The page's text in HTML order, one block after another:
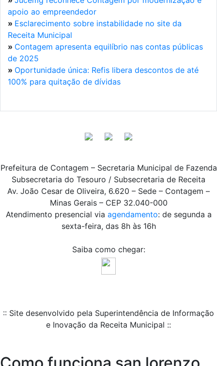
apoio ao empreendedor
» Esclarecimento sobre instabilidade no site da
Receita Municipal
» Contagem apresenta equilíbrio nas contas públicas
de 2025
» Oportunidade única: Refis libera descontos de até
100% para quitação de dívidas
Prefeitura de Contagem – Secretaria Municipal de Fazenda
Subsecretaria do Tesouro / Subsecretaria de Receita
Av. João Cesar de Oliveira, 6.620 – Sede – Contagem –
Minas Gerais – CEP 32.040-000
Atendimento presencial via agendamento: de segunda a
sexta-feira, das 8h às 16h
Saiba como chegar:
:: Site desenvolvido pela Superintendência de Informação
e Inovação da Receita Municipal ::